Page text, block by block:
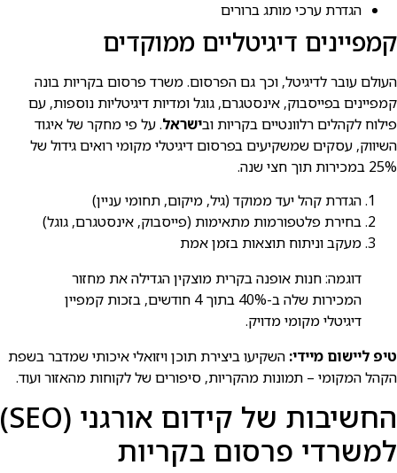
הגדרת ערכי מותג ברורים
קמפיינים דיגיטליים ממוקדים
העולם עובר לדיגיטל, וכך גם הפרסום. משרד פרסום בקריות בונה
קמפיינים בפייסבוק, אינסטגרם, גוגל ומדיות דיגיטליות נוספות, עם
פילוח לקהלים רלוונטיים בקריות ובישראל. על פי מחקר של איגוד
השיווק, עסקים שמשקיעים בפרסום דיגיטלי מקומי רואים גידול של
25% במכירות תוך חצי שנה.
הגדרת קהל יעד ממוקד (גיל, מיקום, תחומי עניין)
בחירת פלטפורמות מתאימות (פייסבוק, אינסטגרם, גוגל)
מעקב וניתוח תוצאות בזמן אמת
דוגמה: חנות אופנה בקרית מוצקין הגדילה את מחזור
המכירות שלה ב-40% בתוך 4 חודשים, בזכות קמפיין
דיגיטלי מקומי מדויק.
טיפ ליישום מיידי: השקיעו ביצירת תוכן ויזואלי איכותי שמדבר בשפת
הקהל המקומי – תמונות מהקריות, סיפורים של לקוחות מהאזור ועוד.
החשיבות של קידום אורגני (SEO)
למשרדי פרסום בקריות